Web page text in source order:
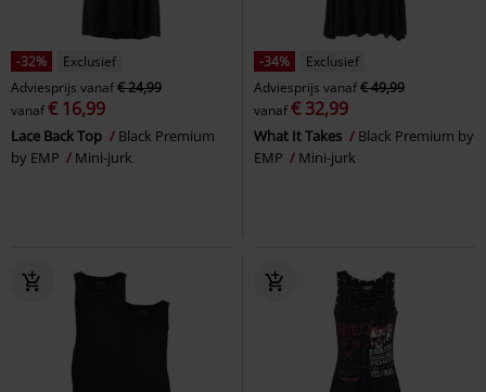
-32%
Exclusief
Adviesprijs vanaf€ 24,99
vanaf€ 16,99
Lace Back Top
Black Premium
by EMP
Mini-jurk
-34%
Exclusief
Adviesprijs vanaf€ 49,99
vanaf€ 32,99
What It Takes
Black Premium by
EMP
Mini-jurk